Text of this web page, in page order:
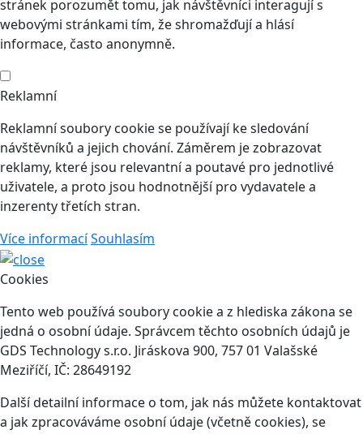
stránek porozumět tomu, jak návštěvníci interagují s
webovými stránkami tím, že shromažďují a hlásí
informace, často anonymně.
Reklamní
Reklamní soubory cookie se používají ke sledování
návštěvníků a jejich chování. Záměrem je zobrazovat
reklamy, které jsou relevantní a poutavé pro jednotlivé
uživatele, a proto jsou hodnotnější pro vydavatele a
inzerenty třetích stran.
Více informacíSouhlasím
Cookies
Tento web používá soubory cookie a z hlediska zákona se
jedná o osobní údaje. Správcem těchto osobních údajů je
GDS Technology s.r.o. Jiráskova 900, 757 01 Valašské
Meziříčí, IČ: 28649192
Další detailní informace o tom, jak nás můžete kontaktovat
a jak zpracováváme osobní údaje (včetně cookies), se